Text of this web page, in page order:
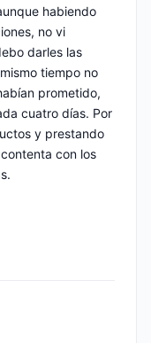
habiendo
no vi
darles las
tiempo no
prometido,
cuatro días. Por
y prestando
con los